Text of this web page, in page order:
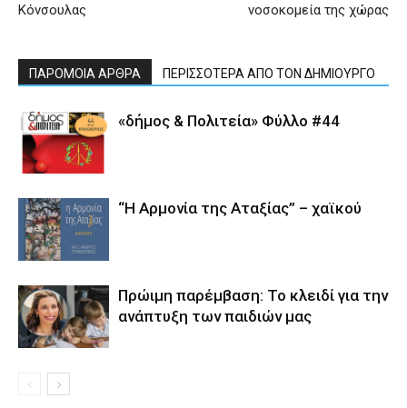
Κόνσουλας
νοσοκομεία της χώρας
ΠΑΡΟΜΟΙΑ ΑΡΘΡΑ ΠΕΡΙΣΣΟΤΕΡΑ ΑΠΟ ΤΟΝ ΔΗΜΙΟΥΡΓΟ
«δήμος & Πολιτεία» Φύλλο #44
“Η Αρμονία της Αταξίας” – χαϊκού
Πρώιμη παρέμβαση: Το κλειδί για την
ανάπτυξη των παιδιών µας